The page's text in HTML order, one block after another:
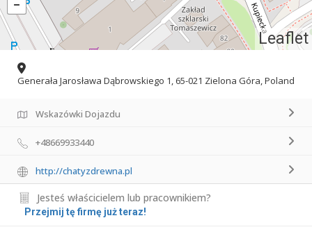
Leaflet
Generała Jarosława Dąbrowskiego 1, 65-021 Zielona Góra, Poland
Wskazówki Dojazdu
+48669933440
http://chatyzdrewna.pl
Jesteś właścicielem lub pracownikiem?
Przejmij tę firmę już teraz!